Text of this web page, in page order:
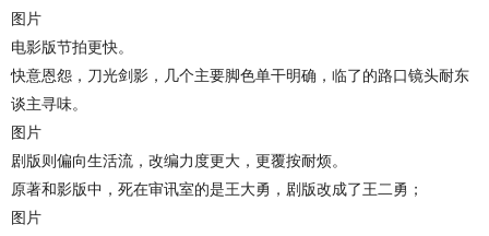
图片
电影版节拍更快。
快意恩怨，刀光剑影，几个主要脚色单干明确，临了的路口镜头耐东
谈主寻味。
图片
剧版则偏向生活流，改编力度更大，更覆按耐烦。
原著和影版中，死在审讯室的是王大勇，剧版改成了王二勇；
图片